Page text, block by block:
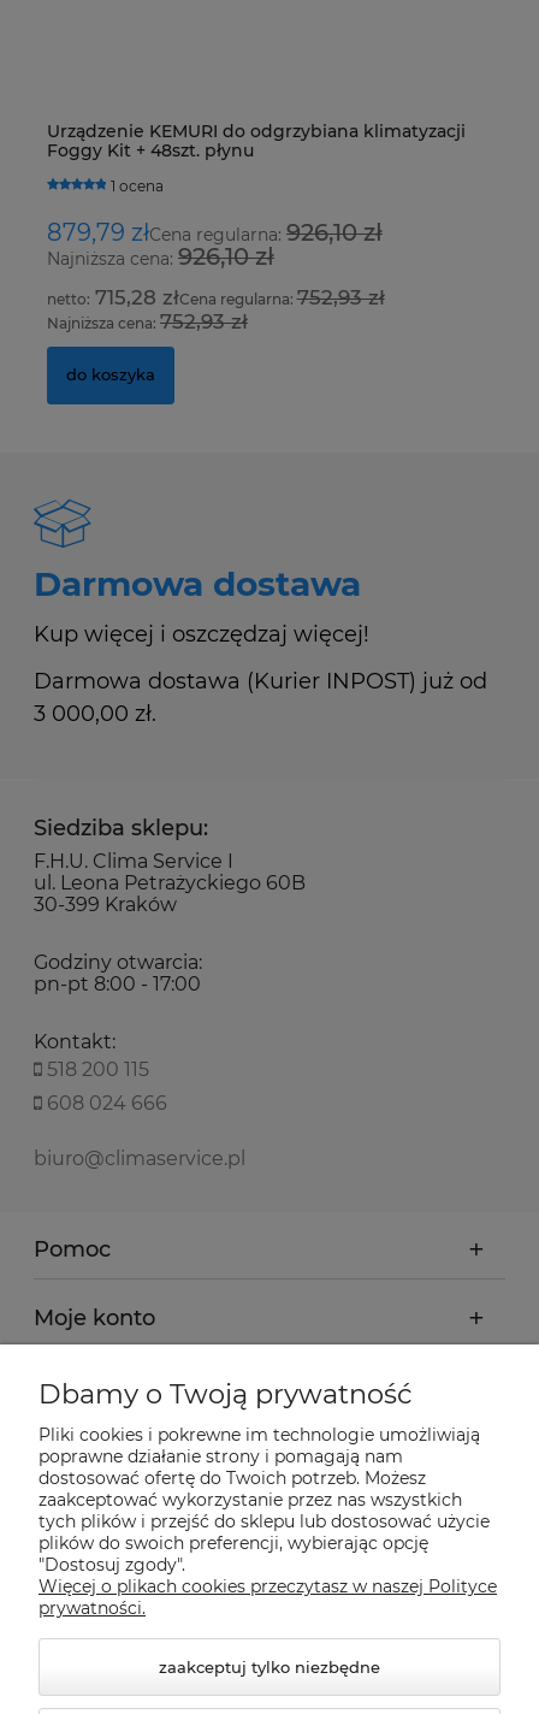
Urządzenie KEMURI do odgrzybiana klimatyzacji
Foggy Kit + 48szt. płynu
1 ocena
879,79 złCena regularna: 926,10 zł
Najniższa cena: 926,10 zł
715,28 złCena regularna:752,93 zł
Najniższa cena: 752,93 zł
do koszyka
Darmowa dostawa
Kup więcej i oszczędzaj więcej!
Darmowa dostawa (Kurier INPOST) już od
3 000,00 zł.
Siedziba sklepu:
F.H.U. Clima Service I
ul. Leona Petrażyckiego 60B
30-399 Kraków
Godziny otwarcia:
pn-pt 8:00 - 17:00
Kontakt:
518 200 115
608 024 666
biuro@climaservice.pl
Pomoc
Moje konto
Płatności i dostawa
Informacje
O nas
Nasze sklepy Allegro
Dbamy o Twoją prywatność
Pliki cookies i pokrewne im technologie umożliwiają
poprawne działanie strony i pomagają nam
dostosować ofertę do Twoich potrzeb. Możesz
zaakceptować wykorzystanie przez nas wszystkich
tych plików i przejść do sklepu lub dostosować użycie
plików do swoich preferencji, wybierając opcję
"Dostosuj zgody".
Więcej o plikach cookies przeczytasz w naszej Polityce
prywatności.
zaakceptuj tylko niezbędne